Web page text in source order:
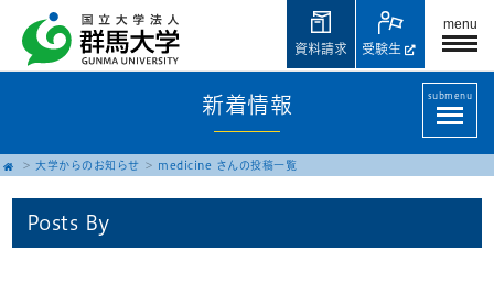
menu
受験生
資料請求
新着情報 submenu
大学からのお知らせ medicine さんの投稿一覧
Posts By